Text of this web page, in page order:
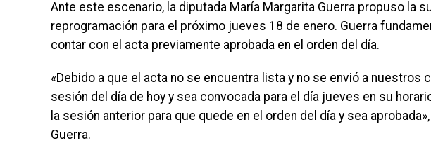
Ante este escenario, la diputada María Margarita Guerra propuso la
reprogramación para el próximo jueves 18 de enero. Guerra
contar con el acta previamente aprobada en el orden del día.
«Debido a que el acta no se encuentra lista y no se envió a nuestros
sesión del día de hoy y sea convocada para el día jueves en su
la sesión anterior para que quede en el orden del día y sea
Guerra.